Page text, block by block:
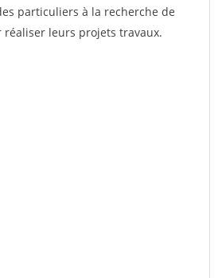
particuliers à la recherche de
leurs projets travaux.